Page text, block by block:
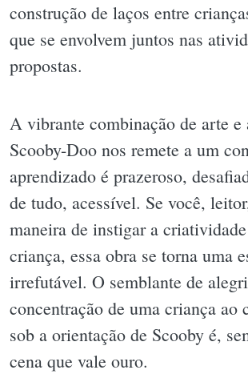
construção de laços entre
que se envolvem juntos nas
propostas.
A vibrante combinação de arte e
Scooby-Doo nos remete a um
aprendizado é prazeroso,
de tudo, acessível. Se você,
maneira de instigar a
criança, essa obra se torna uma
irrefutável. O semblante de
concentração de uma criança ao
sob a orientação de Scooby é,
cena que vale ouro.